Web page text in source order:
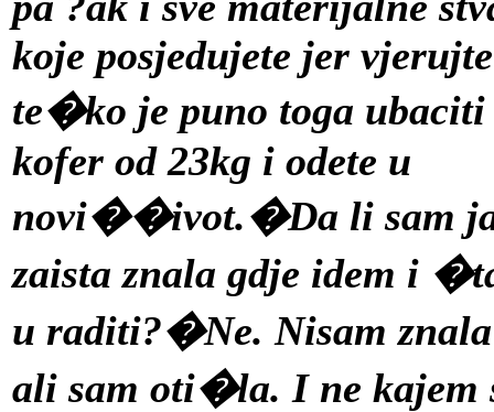
koje posjedujete jer vjerujte
te�ko je puno toga ubaciti
kofer od 23kg i odete u
novi��ivot.�Da li sam
zaista znala gdje idem i
u raditi?�Ne. Nisam znala
ali sam oti�la. I ne kajem